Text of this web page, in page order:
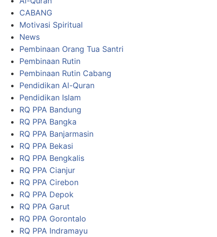
CABANG
Motivasi Spiritual
News
Pembinaan Orang Tua Santri
Pembinaan Rutin
Pembinaan Rutin Cabang
Pendidikan Al-Quran
Pendidikan Islam
RQ PPA Bandung
RQ PPA Bangka
RQ PPA Banjarmasin
RQ PPA Bekasi
RQ PPA Bengkalis
RQ PPA Cianjur
RQ PPA Cirebon
RQ PPA Depok
RQ PPA Garut
RQ PPA Gorontalo
RQ PPA Indramayu